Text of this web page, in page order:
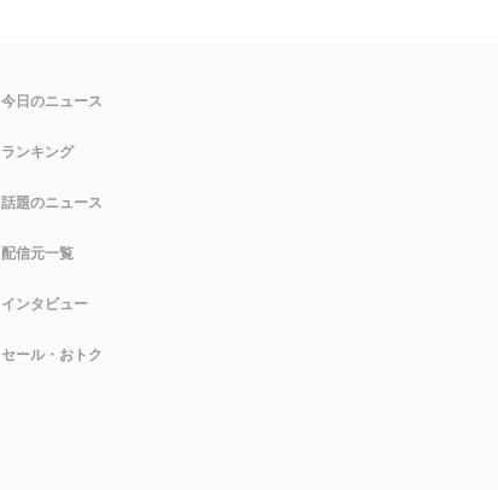
今日のニュース
ランキング
話題のニュース
配信元一覧
インタビュー
セール・おトク